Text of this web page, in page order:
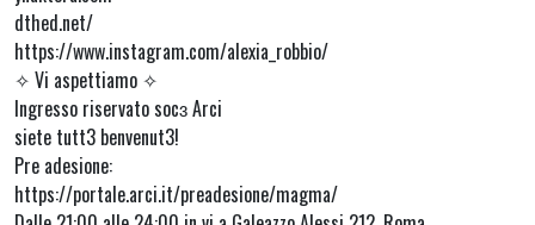
dthed.net/
https://www.instagram.com/alexia_robbio/
✧ Vi aspettiamo ✧
Ingresso riservato socɜ Arci
siete tutt3 benvenut3!
Pre adesione:
https://portale.arci.it/preadesione/magma/